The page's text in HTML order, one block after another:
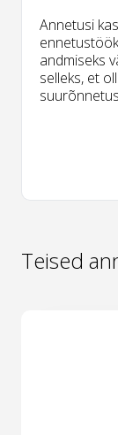
Annetusi
andmiseks
selleks, et
Teised